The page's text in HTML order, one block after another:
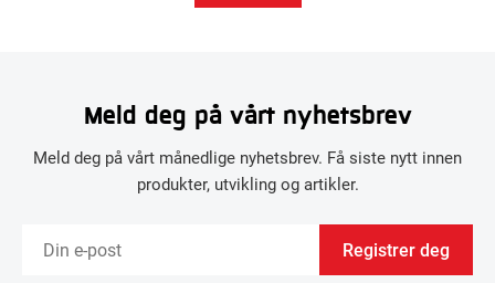
Meld deg på vårt nyhetsbrev
Meld deg på vårt månedlige nyhetsbrev. Få siste nytt innen
produkter, utvikling og artikler.
Registrer deg